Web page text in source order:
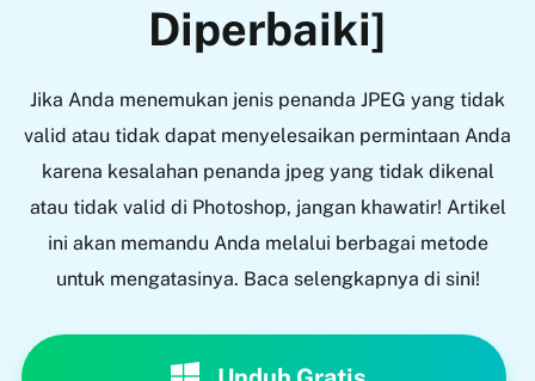
Diperbaiki]
Jika Anda menemukan jenis penanda JPEG yang tidak
valid atau tidak dapat menyelesaikan permintaan Anda
karena kesalahan penanda jpeg yang tidak dikenal
atau tidak valid di Photoshop, jangan khawatir! Artikel
ini akan memandu Anda melalui berbagai metode
untuk mengatasinya. Baca selengkapnya di sini!